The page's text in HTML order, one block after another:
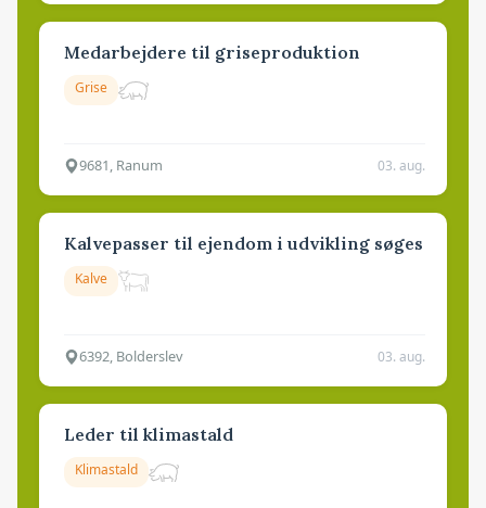
Medarbejdere til griseproduktion
Grise
9681, Ranum 03. aug.
Kalvepasser til ejendom i udvikling søges
Kalve
6392, Bolderslev 03. aug.
Leder til klimastald
Klimastald